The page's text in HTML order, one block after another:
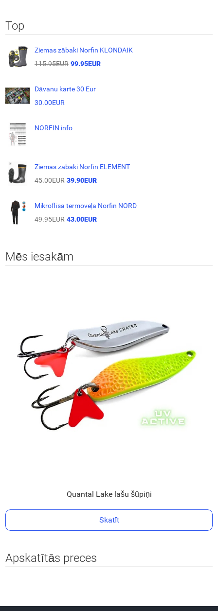
Top
Ziemas zābaki Norfin KLONDAIK
115.95EUR 99.95EUR
Dāvanu karte 30 Eur
30.00EUR
NORFIN info
Ziemas zābaki Norfin ELEMENT
45.00EUR 39.90EUR
Mikroflīsa termoveļa Norfin NORD
49.95EUR 43.00EUR
Mēs iesakām
Quantal Lake lašu šūpiņi
Skatīt
Apskatītās preces